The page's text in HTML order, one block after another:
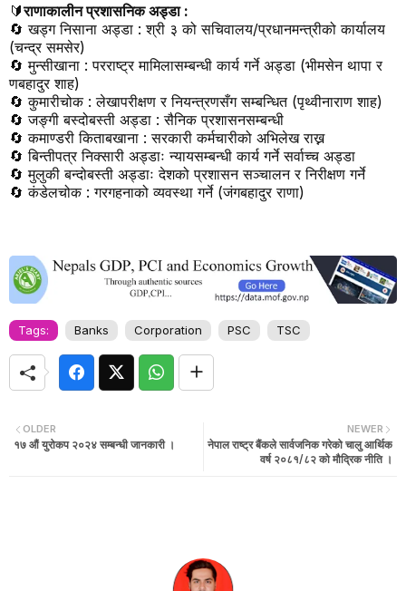
🔰राणाकालीन प्रशासनिक अड्डा :
🔄 खड्ग निसाना अड्डा : श्री ३ को सचिवालय/प्रधानमन्त्रीको कार्यालय
(चन्द्र समसेर)
🔄 मुन्सीखाना : परराष्ट्र मामिलासम्बन्धी कार्य गर्ने अड्डा (भीमसेन थापा र
णबहादुर शाह)
🔄 कुमारीचोक : लेखापरीक्षण र नियन्त्रणसँग सम्बन्धित (पृथ्वीनाराण शाह)
🔄 जङ्गी बस्दोबस्ती अड्डा : सैनिक प्रशासनसम्बन्धी
🔄 कमाण्डरी किताबखाना : सरकारी कर्मचारीको अभिलेख राख्न
🔄 बिन्तीपत्र निक्सारी अड्डाः न्यायसम्बन्धी कार्य गर्ने सर्वाच्च अड्डा
🔄 मुलुकी बन्दोबस्ती अड्डाः देशको प्रशासन सञ्चालन र निरीक्षण गर्ने
🔄 कंडेलचोक : गरगहनाको व्यवस्था गर्ने (जंगबहादुर राणा)
Tags: Banks Corporation PSC TSC
NEWER
नेपाल राष्ट्र बैंकले सार्वजनिक गरेको चालु आर्थिक
वर्ष २०८१/८२ को मौद्रिक नीति ।
OLDER
१७ औं युरोकप २०२४ सम्बन्धी जानकारी ।